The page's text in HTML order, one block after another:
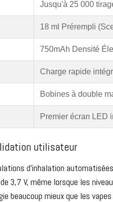
Jusqu'à 25 000
18 ml Prérempli
750mAh Densité
Charge rapide
Bobines à double
Premier écran LED
utilisateur
d'inhalation
3,7 V, même lorsque les
beaucoup mieux que les